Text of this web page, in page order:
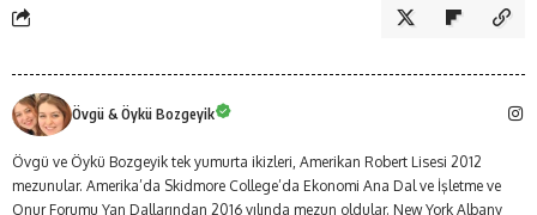
Övgü & Öykü Bozgeyik
Övgü ve Öykü Bozgeyik tek yumurta ikizleri, Amerikan Robert Lisesi 2012
mezunular. Amerika’da Skidmore College’da Ekonomi Ana Dal ve İşletme ve
Onur Forumu Yan Dallarından 2016 yılında mezun oldular. New York Albany